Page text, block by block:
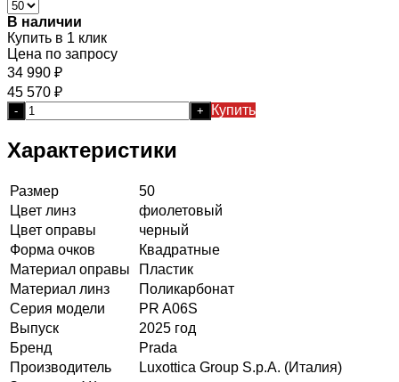
В наличии
Купить в 1 клик
Цена по запросу
34 990 ₽
45 570 ₽
- + Купить
Характеристики
Размер
50
Цвет линз
фиолетовый
Цвет оправы
черный
Форма очков
Квадратные
Материал оправы
Пластик
Материал линз
Поликарбонат
Серия модели
PR A06S
Выпуск
2025 год
Бренд
Prada
Производитель
Luxottica Group S.p.A. (Италия)